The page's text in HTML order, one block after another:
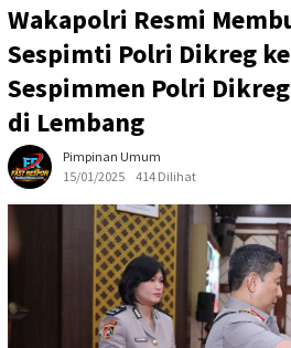
Wakapolri Resmi
Sespimti Polri Dikreg
Sespimmen Polri
di Lembang
Pimpinan Umum
15/01/2025
414 Dilihat